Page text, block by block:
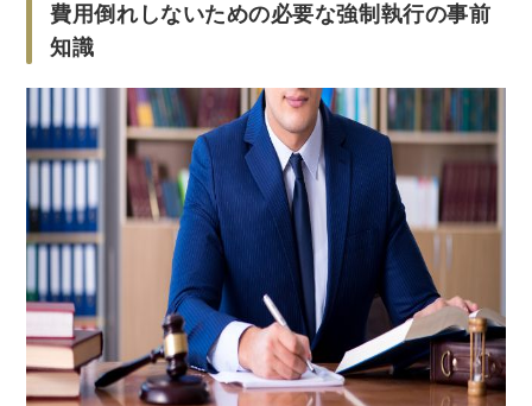
費用倒れしないための必要な強制執行の事前
知識